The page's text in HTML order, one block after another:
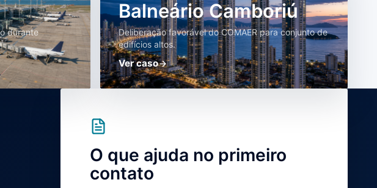
durante
Balneário Camboriú
Deliberação favorável do COMAER para conjunto de
edifícios altos.
Ver caso
O que ajuda no primeiro
contato